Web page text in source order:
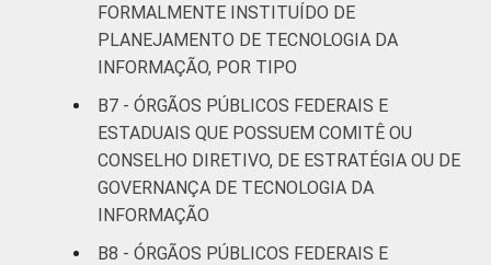
FORMALMENTE INSTITUÍDO DE
PLANEJAMENTO DE TECNOLOGIA DA
INFORMAÇÃO, POR TIPO
B7 - ÓRGÃOS PÚBLICOS FEDERAIS E
ESTADUAIS QUE POSSUEM COMITÊ OU
CONSELHO DIRETIVO, DE ESTRATÉGIA OU DE
GOVERNANÇA DE TECNOLOGIA DA
INFORMAÇÃO
B8 - ÓRGÃOS PÚBLICOS FEDERAIS E